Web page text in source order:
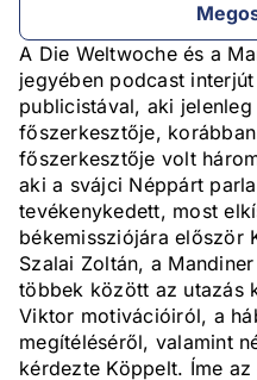
A Die Weltwoche és a
jegyében podcast
publicistával, aki
főszerkesztője,
főszerkesztője volt
aki a svájci Néppárt
tevékenykedett, most
békemissziójára először
Szalai Zoltán, a
többek között az utazás
Viktor motivációiról, a
megítéléséről, valamint
kérdezte Köppelt. Íme